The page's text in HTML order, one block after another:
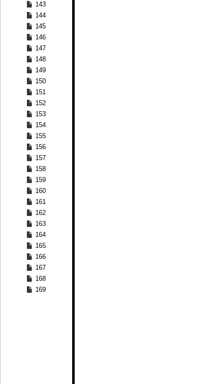
143
144
145
146
147
148
149
150
151
152
153
154
155
156
157
158
159
160
161
162
163
164
165
166
167
168
169